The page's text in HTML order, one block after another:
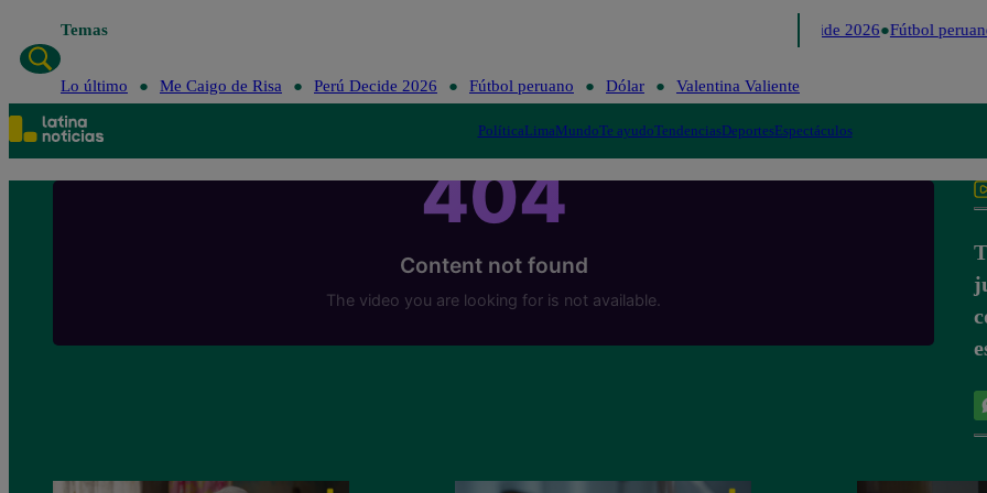
Temas Perú Decide 2026 Fútbol peruano
Lo último Me Caigo de Risa Perú Decide 2026 Fútbol peruano Dólar Valentina Valiente
PolíticaLimaMundoTe ayudoTendenciasDeportesEspectáculos